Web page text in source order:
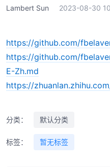
Lambert Sun 2023-08-30
https://github.com/
https://github.com/
E-Zh.md
https://
分类： 默认分类
标签： 暂无标签